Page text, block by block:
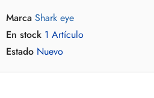
Marca Shark eye
En stock 1 Artículo
Estado Nuevo